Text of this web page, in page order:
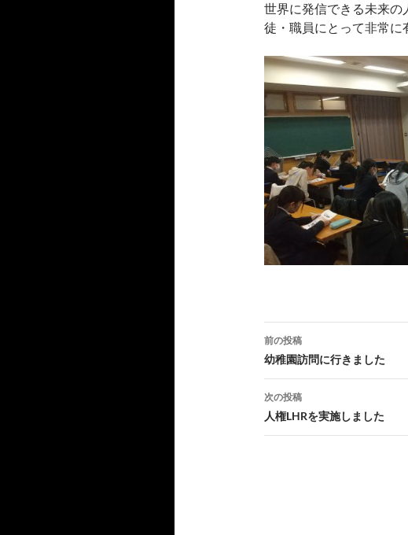
世界に発信できる未来の
徒・職員にとって非常に
投
稿
ナ
ビ
前の投稿
幼稚園訪問に行きました
次の投稿
人権LHRを実施しました